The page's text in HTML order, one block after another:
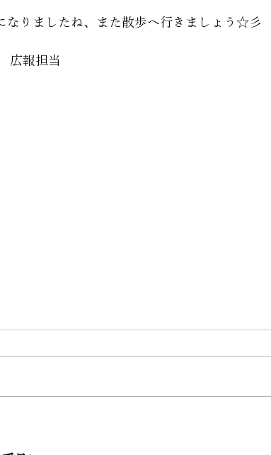
なりましたね、また散歩へ行きましょう☆彡
広報担当